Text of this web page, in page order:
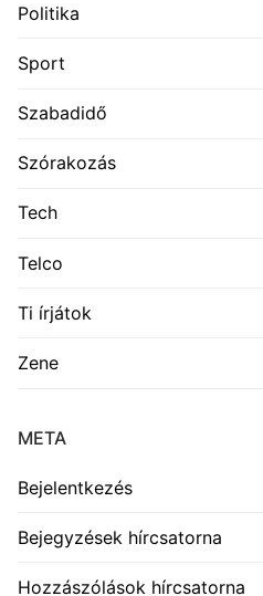
Politika
Sport
Szabadidő
Szórakozás
Tech
Telco
Ti írjátok
Zene
META
Bejelentkezés
Bejegyzések hírcsatorna
Hozzászólások hírcsatorna